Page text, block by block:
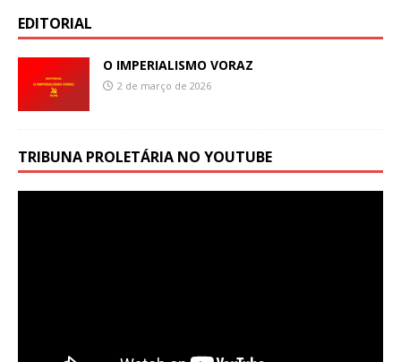
EDITORIAL
O IMPERIALISMO VORAZ
2 de março de 2026
TRIBUNA PROLETÁRIA NO YOUTUBE